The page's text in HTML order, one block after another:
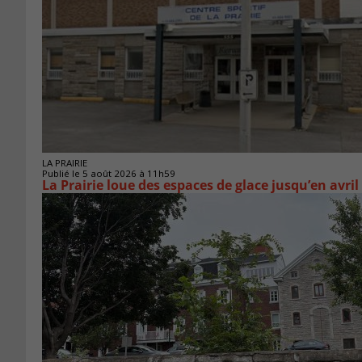
LA PRAIRIE
Publié le 5 août 2026 à 11h59
La Prairie loue des espaces de glace jusqu’en avril